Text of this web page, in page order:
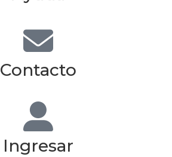
Contacto
Ingresar